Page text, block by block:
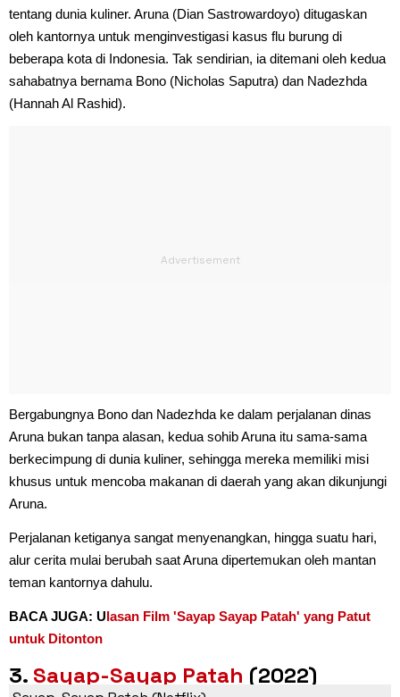
tentang dunia kuliner. Aruna (Dian Sastrowardoyo) ditugaskan
oleh kantornya untuk menginvestigasi kasus flu burung di
beberapa kota di Indonesia. Tak sendirian, ia ditemani oleh kedua
sahabatnya bernama Bono (Nicholas Saputra) dan Nadezhda
(Hannah Al Rashid).
Bergabungnya Bono dan Nadezhda ke dalam perjalanan dinas
Aruna bukan tanpa alasan, kedua sohib Aruna itu sama-sama
berkecimpung di dunia kuliner, sehingga mereka memiliki misi
khusus untuk mencoba makanan di daerah yang akan dikunjungi
Aruna.
Perjalanan ketiganya sangat menyenangkan, hingga suatu hari,
alur cerita mulai berubah saat Aruna dipertemukan oleh mantan
teman kantornya dahulu.
BACA JUGA: Ulasan Film 'Sayap Sayap Patah' yang Patut
untuk Ditonton
3. Sayap-Sayap Patah (2022)